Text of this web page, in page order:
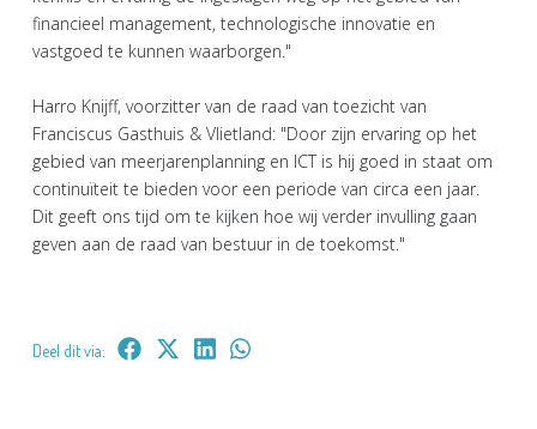
financieel management, technologische innovatie en
vastgoed te kunnen waarborgen."
Harro Knijff, voorzitter van de raad van toezicht van
Franciscus Gasthuis & Vlietland: "Door zijn ervaring op het
gebied van meerjarenplanning en ICT is hij goed in staat om
continuïteit te bieden voor een periode van circa een jaar.
Dit geeft ons tijd om te kijken hoe wij verder invulling gaan
geven aan de raad van bestuur in de toekomst."
Deel dit via: